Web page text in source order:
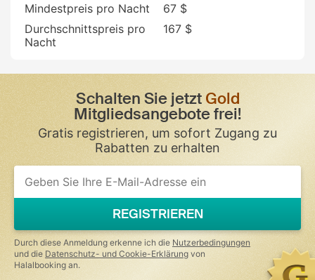
Mindestpreis pro Nacht
67 $
Durchschnittspreis pro
Nacht
167 $
Schalten Sie jetzt Gold
Mitgliedsangebote frei!
Gratis registrieren, um sofort Zugang zu
Rabatten zu erhalten
If
you
ignore
this
field
REGISTRIEREN
Durch diese Anmeldung erkenne ich die Nutzerbedingungen
und die Datenschutz- und Cookie-Erklärung von
Halalbooking an.